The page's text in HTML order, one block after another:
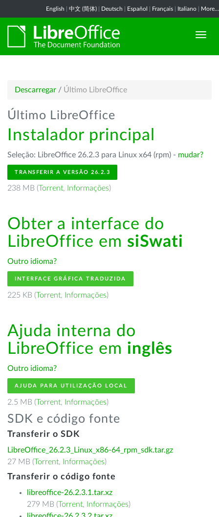
English 中文 (简体) Deutsch Español Français Italiano More...
Descarregar / Último LibreOffice
Último LibreOffice
Instalador principal
Seleção: LibreOffice 26.2.3 para Linux x64 (rpm) - mudar?
TRANSFERIR A VERSÃO 26.2.3
238 MB (Torrent, Informações)
Obter a interface do
LibreOffice em siSwati
Outro idioma?
INTERFACE GRÁFICA TRADUZIDA
225 KB (Torrent, Informações)
Ajuda interna do
LibreOffice em inglês
Outro idioma?
AJUDA PARA UTILIZAÇÃO LOCAL
2.5 MB (Torrent, Informações)
SDK e código fonte
Transferir o SDK
LibreOffice_26.2.3_Linux_x86-64_rpm_sdk.tar.gz
27 MB (Torrent, Informações)
Transferir o código fonte
libreoffice-26.2.3.1.tar.xz
279 MB (Torrent, Informações)